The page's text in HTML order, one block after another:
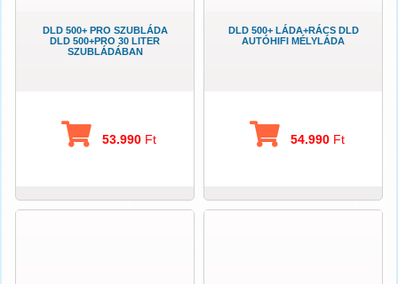
DLD 500+ PRO SZUBLÁDA
DLD 500+PRO 30 LITER
SZUBLÁDÁBAN
53.990 Ft
DLD 500+ LÁDA+RÁCS DLD
AUTÓHIFI MÉLYLÁDA
54.990 Ft